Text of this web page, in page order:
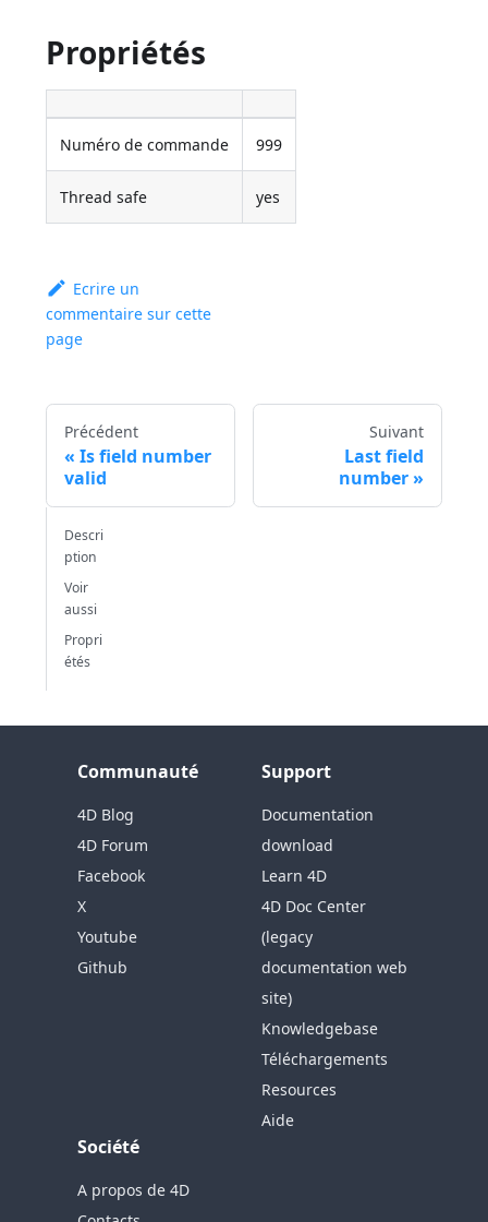
Propriétés
Numéro de commande 999
Thread safe yes
Ecrire un
commentaire sur cette
page
Précédent
Is field number
valid
Suivant
Last field
number
Descri
ption
Voir
aussi
Propri
étés
Communauté
4D Blog
4D Forum
Facebook
X
Youtube
Github
Support
Documentation
download
Learn 4D
4D Doc Center
(legacy
documentation web
site)
Knowledgebase
Téléchargements
Resources
Aide
Société
A propos de 4D